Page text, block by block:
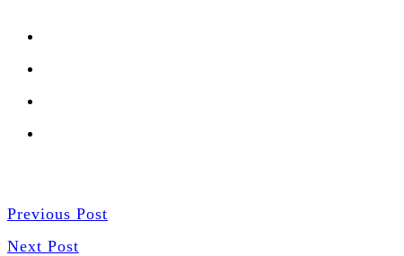
Previous Post
Next Post